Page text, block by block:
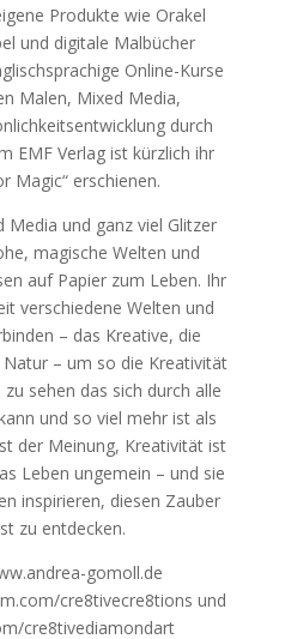
Produkte wie Orakel
und digitale Malbücher
Online-Kurse
Malen, Mixed Media,
durch
EMF Verlag ist kürzlich ihr
Magic“ erschienen.
und ganz viel Glitzer
magische Welten und
auf Papier zum Leben. Ihr
verschiedene Welten und
– das Kreative, die
– um so die Kreativität
sehen das sich durch alle
und so viel mehr ist als
der Meinung, Kreativität ist
Leben ungemein – und sie
inspirieren, diesen Zauber
zu entdecken.
gomoll.de
cre8tivecre8tions und
cre8tivediamondart